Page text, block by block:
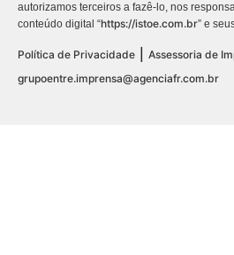
autorizamos terceiros a fazê-lo, nos
conteúdo digital “https://istoe.com.br” e
Política de Privacidade
Assessoria de
grupoentre.imprensa@agenciafr.com.br